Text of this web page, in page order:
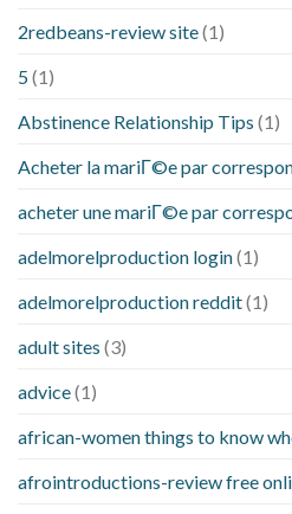
2redbeans-review site(1)
5(1)
Abstinence Relationship Tips (1)
Acheter la mariГ©e par
acheter une mariГ©e par
adelmorelproduction login(1)
adelmorelproduction reddit(1)
adult sites (3)
advice(1)
african-women things to know
afrointroductions-review free